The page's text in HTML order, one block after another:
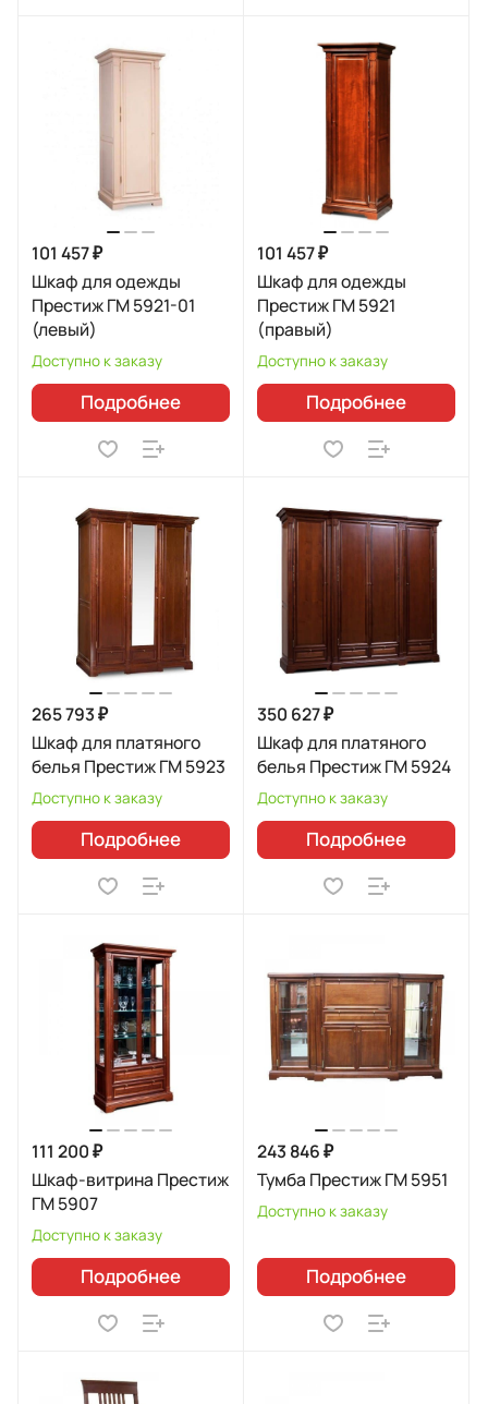
101 457 ₽
Шкаф для одежды
Престиж ГМ 5921-01
(левый)
Доступно к заказу
Подробнее
101 457 ₽
Шкаф для одежды
Престиж ГМ 5921
(правый)
Доступно к заказу
Подробнее
265 793 ₽
Шкаф для платяного
белья Престиж ГМ 5923
Доступно к заказу
Подробнее
350 627 ₽
Шкаф для платяного
белья Престиж ГМ 5924
Доступно к заказу
Подробнее
111 200 ₽
Шкаф-витрина Престиж
ГМ 5907
Доступно к заказу
Подробнее
243 846 ₽
Тумба Престиж ГМ 5951
Доступно к заказу
Подробнее